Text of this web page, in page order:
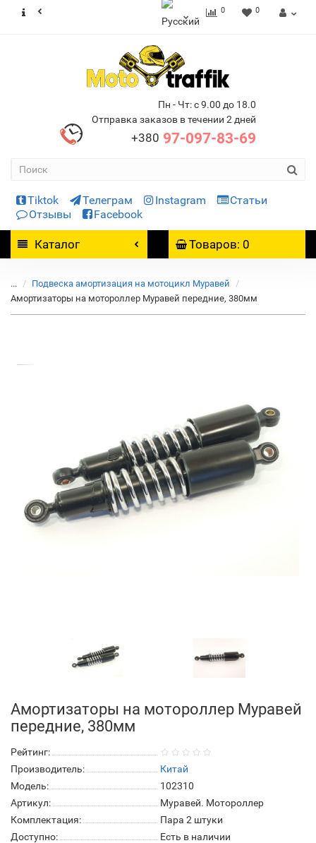
0 0
Пн - Чт: с 9.00 до 18.0
Отправка заказов в течении 2 дней
+380 97-097-83-69
Tiktok Телеграм Instagram
Статьи
Отзывы
Facebook
Каталог Товаров: 0
...
Подвеска амортизация на мотоцикл Муравей
Амортизаторы на мотороллер Муравей передние, 380мм
Амортизаторы на мотороллер Муравей
передние, 380мм
Рейтинг:
Производитель:
Китай
Модель:
102310
Артикул:
Муравей. Мотороллер
Комплектация:
Пара 2 штуки
Доступно:
Есть в наличии